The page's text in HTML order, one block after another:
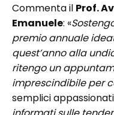
Commenta il Prof.
Emanuele: «
premio annuale
quest’anno alla
ritengo un
imprescindibile per
semplici